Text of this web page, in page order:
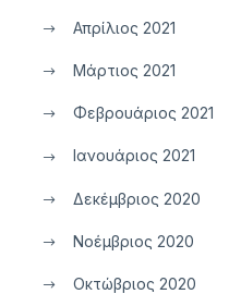
Απρίλιος 2021
Μάρτιος 2021
Φεβρουάριος 2021
Ιανουάριος 2021
Δεκέμβριος 2020
Νοέμβριος 2020
Οκτώβριος 2020